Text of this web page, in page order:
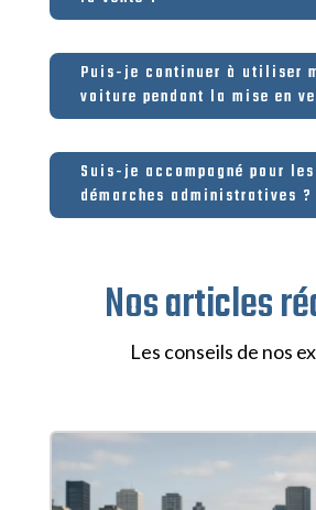
Puis-je continuer à utiliser
voiture pendant la mise en
Suis-je accompagné pour les
démarches administratives ?
Nos articles
Les conseils de nos